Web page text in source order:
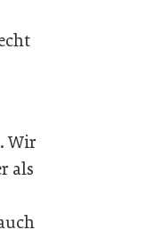
Wir
als